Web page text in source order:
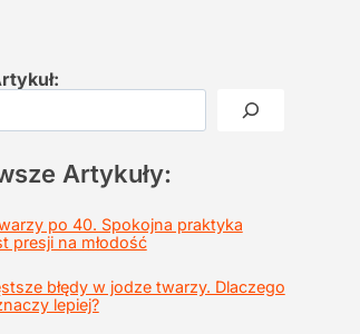
Artykuły:
po 40. Spokojna praktyka
presji na młodość
błędy w jodze twarzy. Dlaczego
lepiej?